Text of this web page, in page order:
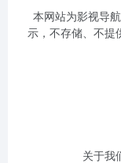
本网站为影视导
示，不存储、不提
关于我